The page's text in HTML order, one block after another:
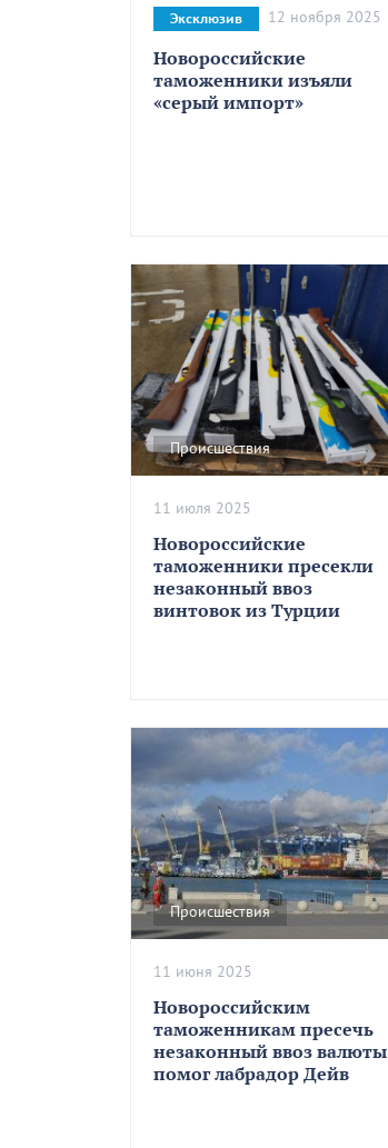
Новороссийские
таможенники изъяли
«серый импорт»
Эксклюзив 12 ноября 2025
Происшествия
Новороссийские
таможенники пресекли
незаконный ввоз
винтовок из Турции
11 июля 2025
Происшествия
Новороссийским
таможенникам пресечь
незаконный ввоз валюты
помог лабрадор Дейв
11 июня 2025